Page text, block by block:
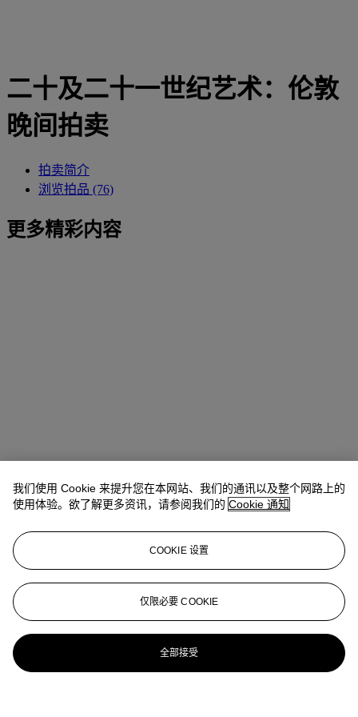
二十及二十一世纪艺术：伦敦
晚间拍卖
拍卖简介
浏览拍品 (76)
更多精彩内容
我们使用 Cookie 来提升您在本网站、我们的通讯以及整个网路上的
使用体验。欲了解更多资讯，请参阅我们的 Cookie 通知
COOKIE 设置
仅限必要 COOKIE
全部接受